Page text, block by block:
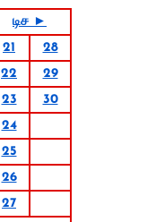
டிச ►
21
28
22
29
23
30
24
25
26
27